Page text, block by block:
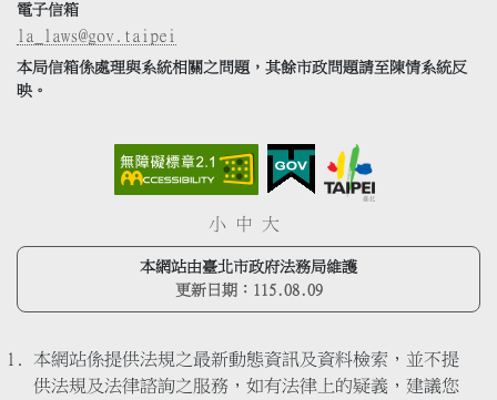
電子信箱
la_laws@gov.taipei
本局信箱係處理與系統相關之問題，其餘市政問題請至陳情系統反
映。
小 中 大
本網站由臺北市政府法務局維護
更新日期： 115.08.09
本網站係提供法規之最新動態資訊及資料檢索，並不提
供法規及法律諮詢之服務，如有法律上的疑義，建議您